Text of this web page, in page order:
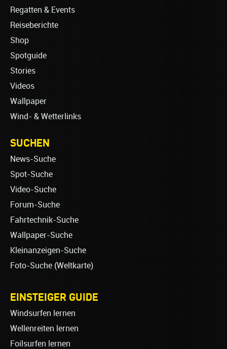
Regatten & Events
Reiseberichte
Shop
Spotguide
Stories
Videos
Wallpaper
Wind- & Wetterlinks
SUCHEN
News-Suche
Spot-Suche
Video-Suche
Forum-Suche
Fahrtechnik-Suche
Wallpaper-Suche
Kleinanzeigen-Suche
Foto-Suche (Weltkarte)
EINSTEIGER GUIDE
Windsurfen lernen
Wellenreiten lernen
Foilsurfen lernen